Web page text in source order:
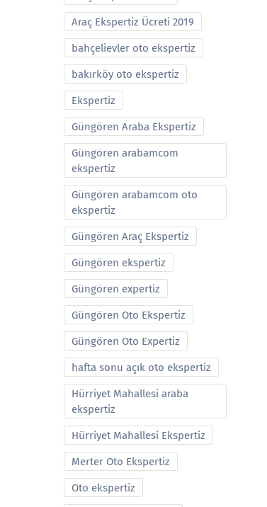
Araç Ekspertiz Ücreti 2019
bahçelievler oto ekspertiz
bakırköy oto ekspertiz
Ekspertiz
Güngören Araba Ekspertiz
Güngören arabamcom
ekspertiz
Güngören arabamcom oto
ekspertiz
Güngören Araç Ekspertiz
Güngören ekspertiz
Güngören expertiz
Güngören Oto Ekspertiz
Güngören Oto Expertiz
hafta sonu açık oto ekspertiz
Hürriyet Mahallesi araba
ekspertiz
Hürriyet Mahallesi Ekspertiz
Merter Oto Ekspertiz
Oto ekspertiz